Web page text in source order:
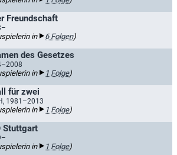
Freundschaft
in 6 Folgen)
des Gesetzes
in 1 Folge)
für zwei
1981–2013
in 1 Folge)
Stuttgart
in 1 Folge)